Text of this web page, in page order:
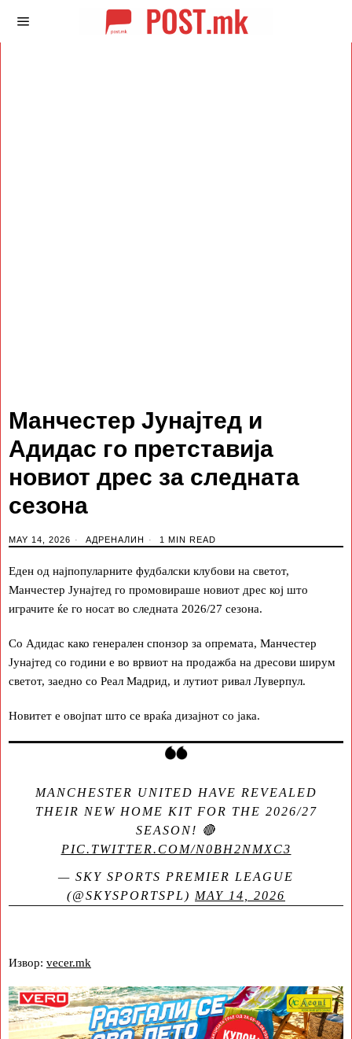
Манчестер Јунајтед и
Адидас го претставија
новиот дрес за следната
сезона
MAY 14, 2026 АДРЕНАЛИН 1 MIN READ
Еден од најпопуларните фудбалски клубови на светот,
Манчестер Јунајтед го промовираше новиот дрес кој што
играчите ќе го носат во следната 2026/27 сезона.
Со Адидас како генерален спонзор за опремата, Манчестер
Јунајтед со години е во врвиот на продажба на дресови ширум
светот, заедно со Реал Мадрид, и лутиот ривал Луверпул.
Новитет е овојпат што се враќа дизајнот со јака.
MANCHESTER UNITED HAVE REVEALED
THEIR NEW HOME KIT FOR THE 2026/27
SEASON! 🔴
PIC.TWITTER.COM/N0BH2NMXC3
— SKY SPORTS PREMIER LEAGUE
(@SKYSPORTSPL) MAY 14, 2026
Извор: vecer.mk